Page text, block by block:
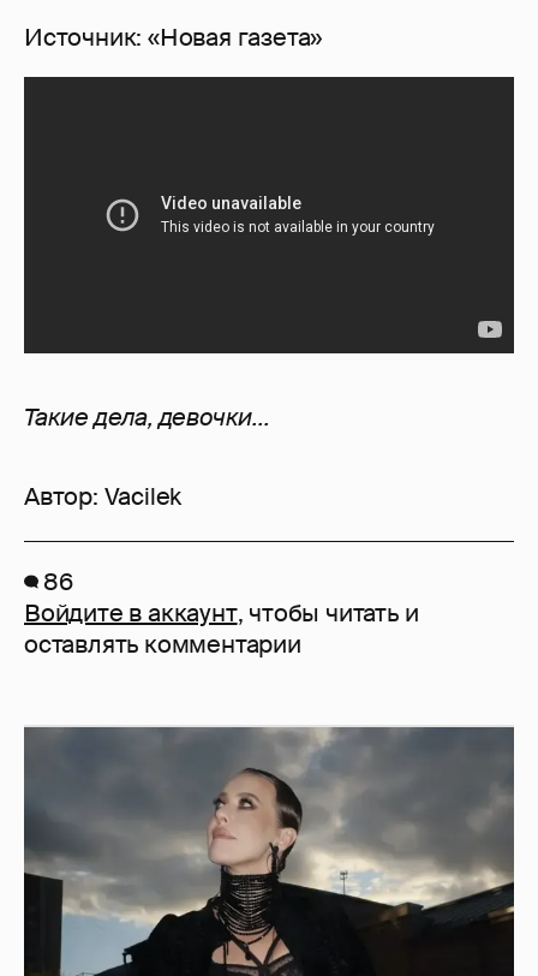
Источник: «Новая газета»
Такие дела, девочки...
Автор: Vacilek
86
Войдите в аккаунт, чтобы читать и
оставлять комментарии